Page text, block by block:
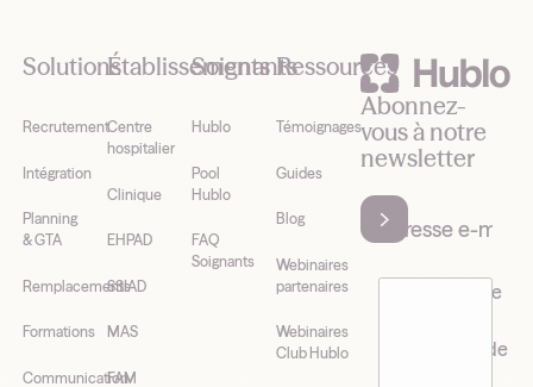
Solutions
Recrutement
Intégration
Planning
& GTA
Remplacements
Formations
Communication
Établissements
Centre
hospitalier
Clinique
EHPAD
SSIAD
MAS
FAM
Soignants
Hublo
Pool
Hublo
FAQ
Soignants
Ressources
Témoignages
Guides
Blog
Webinaires
partenaires
Webinaires
Club Hublo
Abonnez-
vous à notre
newsletter
J’accepte de
newsletter de